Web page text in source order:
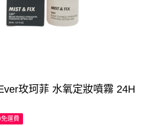
玫珂菲 水氧定妝噴霧 24H
運費